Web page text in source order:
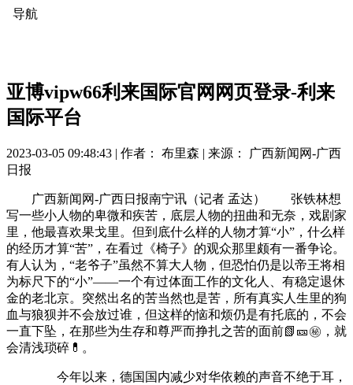
导航
亚博vipw66利来国际官网网页登录-利来
国际平台
2023-03-05 09:48:43 | 作者： 布里森 | 来源： 广西新闻网-广西
日报
广西新闻网-广西日报南宁讯（记者 孟达） 张铁林想
写一些小人物的卑微和疾苦，底层人物的扭曲和无奈，戏剧家
里，他最喜欢果戈里。但到底什么样的人物才算“小”，什么样
的经历才算“苦”，在看过《椅子》的观众那里颇有一番争论。
有人认为，“老爷子”虽然不算大人物，但恐怕仍是以帝王将相
为标尺下的“小”——一个有过体面工作的文化人、有稳定退休
金的老北京。突然出名的苦当然也是苦，所有真实人生里的狗
血与狼狈并不会放过谁，但这样的恼和烦仍是有托底的，不会
一直下坠，在那些为生存和尊严而挣扎之苦的面前📗🎫㊙，就
会清浅琐碎💊。
今年以来，德国国内减少对华依赖的声音不绝于耳，